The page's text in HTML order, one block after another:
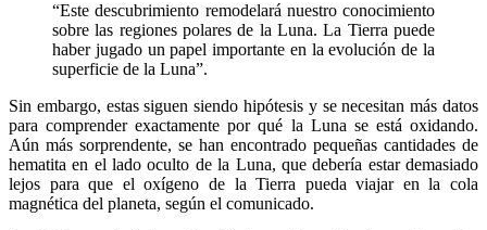
“Este descubrimiento remodelará nuestro conocimiento
sobre las regiones polares de la Luna. La Tierra puede
haber jugado un papel importante en la evolución de la
superficie de la Luna”.
Sin embargo, estas siguen siendo hipótesis y se necesitan más datos
para comprender exactamente por qué la Luna se está oxidando.
Aún más sorprendente, se han encontrado pequeñas cantidades de
hematita en el lado oculto de la Luna, que debería estar demasiado
lejos para que el oxígeno de la Tierra pueda viajar en la cola
magnética del planeta, según el comunicado.